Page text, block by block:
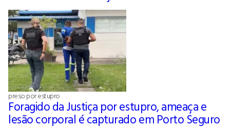
preso por estupro
Foragido da Justiça por estupro, ameaça e
lesão corporal é capturado em Porto Seguro